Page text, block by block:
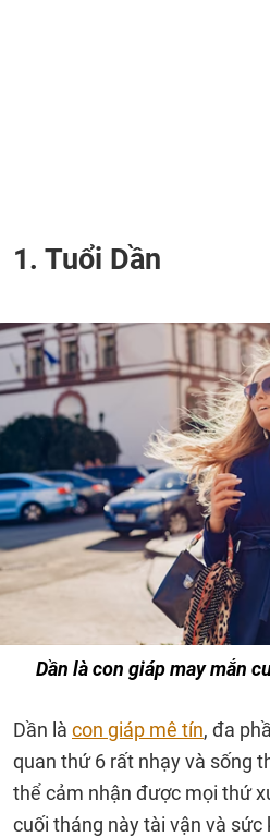
1. Tuổi Dần
Dần là con giáp may mắn
Dần là con giáp mê tín, đa
quan thứ 6 rất nhạy và sống
thể cảm nhận được mọi thứ
cuối tháng này tài vận và sức